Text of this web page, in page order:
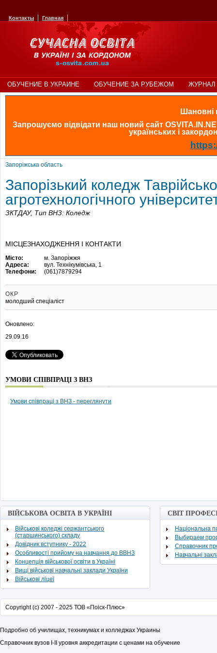
Контакты Главная
ОБУЧЕНИЕ В УКРАИНЕ ОБУЧЕНИЕ ЗА РУБЕЖОМ ЖУРНАЛ
Шановні
Запрошуємо відвідати наш новий сайт
українських і
Запоріжська область
Запорізький коледж
агротехнологічного
ЗКТДАУ, Тип ВНЗ: Коледж
МІСЦЕЗНАХОДЖЕННЯ І КОНТАКТИ
Місто:
м. Запоріжжя
Адреса:
вул. Технікумівська, 1
Телефони:
(061)7879294
ОКР
молодший спеціаліст
Оновлено:
29.09.16
УМОВИ СПІВПРАЦІ З ВНЗ
Умови співпраці з ВНЗ - переглянути
ВІЙСЬКОВА ОСВІТА В УКРАЇНІ
Військові коледжі сержантського
(старшинського) складу
Довідник вступнику - 2022
Особливості прийому на навчання до ВВНЗ
Концепція військової освіти в Україні
Вищі військові навчальні заклади України
Військові ліцеї
СВІТ
Національна
Выбираем
Cправочник
Навчальні
Copyright (c) 2007 - 2025 ТОВ «Поіск-Плюс»
Подробно об училищах, техникумах и колледжах Украины
Справочник вузов -
уровня аккредитации с ценами на обучение